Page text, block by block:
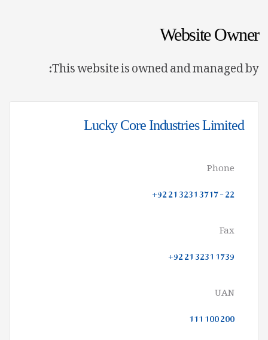
Website Owner
This website is owned and managed by:
Lucky Core Industries Limited
Phone
+92 21 3231 3717 - 22
Fax
+92 21 3231 1739
UAN
111 100 200